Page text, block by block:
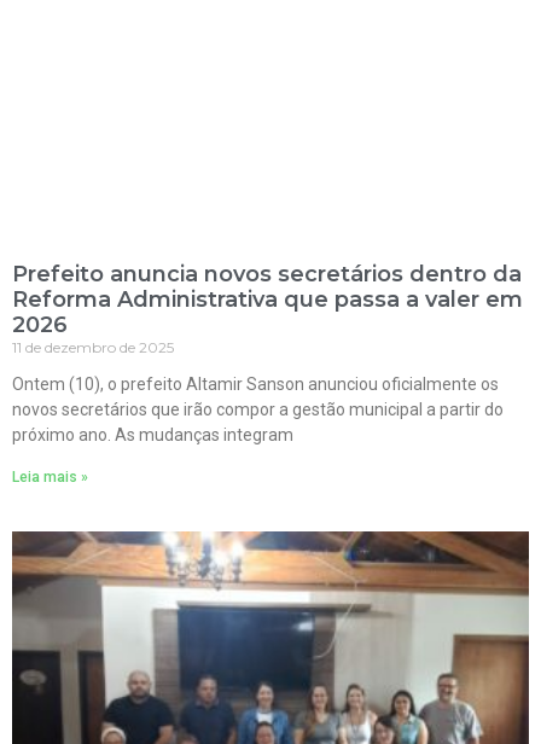
Prefeito anuncia novos secretários dentro da
Reforma Administrativa que passa a valer em
2026
11 de dezembro de 2025
Ontem (10), o prefeito Altamir Sanson anunciou oficialmente os
novos secretários que irão compor a gestão municipal a partir do
próximo ano. As mudanças integram
Leia mais »